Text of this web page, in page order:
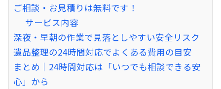
ご相談・お見積りは無料です！
サービス内容
深夜・早朝の作業で見落としやすい安全リスク
遺品整理の24時間対応でよくある費用の目安
まとめ｜24時間対応は「いつでも相談できる安
心」から